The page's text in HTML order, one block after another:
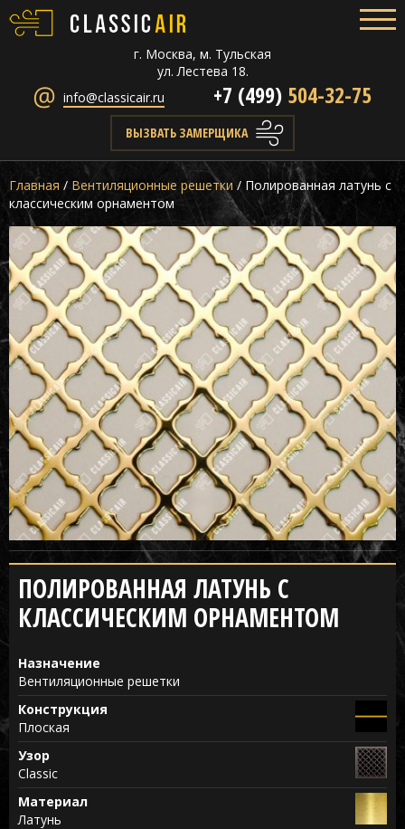
г. Москва, м. Тульская
ул. Лестева 18.
info@classicair.ru
+7 (499) 504-32-75
ВЫЗВАТЬ ЗАМЕРЩИКА
Главная / Вентиляционные решетки/ Полированная латунь с
классическим орнаментом
ПОЛИРОВАННАЯ ЛАТУНЬ С
КЛАССИЧЕСКИМ ОРНАМЕНТОМ
Назначение
Вентиляционные решетки
Конструкция
Плоская
Узор
Classic
Материал
Латунь